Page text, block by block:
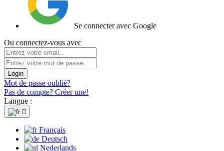
Se connecter avec Google
Ou connectez-vous avec
Login
Mot de passe oublié?
Pas de compte? Créer une!
Langue :

Français
Deutsch
Nederlands